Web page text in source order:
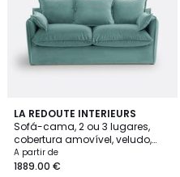
LA REDOUTE INTERIEURS
Sofá-cama, 2 ou 3 lugares,
cobertura amovível, veludo,
ODNA
A partir de
1889.00 €
3
Cores